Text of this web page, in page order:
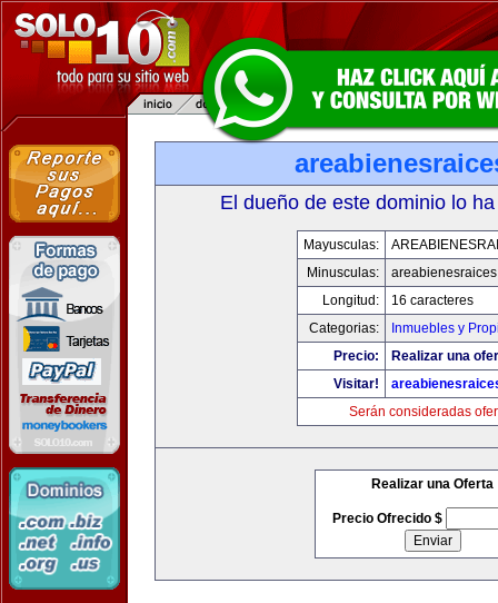
El dueño de este dominio lo
Mayusculas:
Minusculas:
Longitud:
16 caracteres
Categorias:
Inmuebles y
Precio:
Realizar una
Visitar!
Serán consideradas
Realizar una Oferta
Precio Ofrecido $